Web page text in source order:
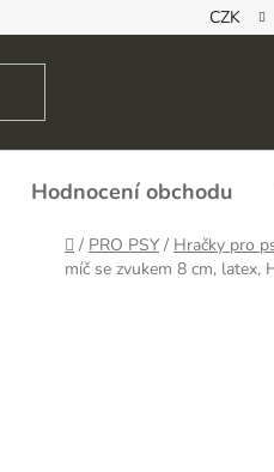
SMLOUVY CZK
Hodnocení obchodu
Domů
/ PRO PSY / Hračky pro
míč se zvukem 8 cm, latex,